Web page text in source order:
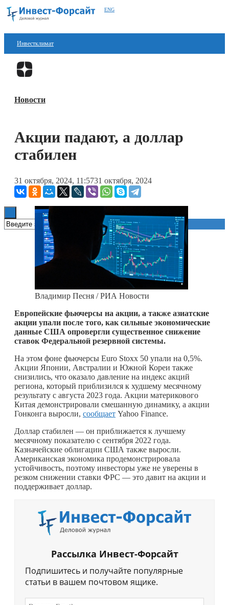
ENG
Инвестклимат
Финансы
Блокчейн
Технологии
Книги
Новости
Акции падают, а доллар
стабилен
31 октября, 2024, 11:5731 октября, 2024
Владимир Песня / РИА Новости
Европейские фьючерсы на акции, а также азиатские
акции упали после того, как сильные экономические
данные США опровергли существенное снижение
ставок Федеральной резервной системы.
На этом фоне фьючерсы Euro Stoxx 50 упали на 0,5%.
Акции Японии, Австралии и Южной Кореи также
снизились, что оказало давление на индекс акций
региона, который приблизился к худшему месячному
результату с августа 2023 года. Акции материкового
Китая демонстрировали смешанную динамику, а акции
Гонконга выросли, сообщает Yahoo Finance.
Доллар стабилен — он приближается к лучшему
месячному показателю с сентября 2022 года.
Казначейские облигации США также выросли.
Американская экономика продемонстрировала
устойчивость, поэтому инвесторы уже не уверены в
резком снижении ставки ФРС — это давит на акции и
поддерживает доллар.
Рассылка Инвест-Форсайт
Подпишитесь и получайте популярные
статьи в вашем почтовом ящике.